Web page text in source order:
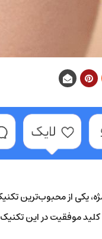
یکی از محبوب‌ترین
کلید موفقیت در این